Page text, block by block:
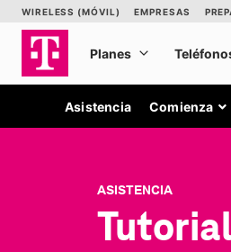
Asistencia Comienza
ASISTENCIA